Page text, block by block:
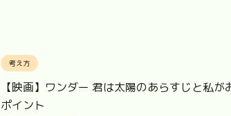
考え方
【映画】ワンダー 君は太陽のあらすじと私
ポイント